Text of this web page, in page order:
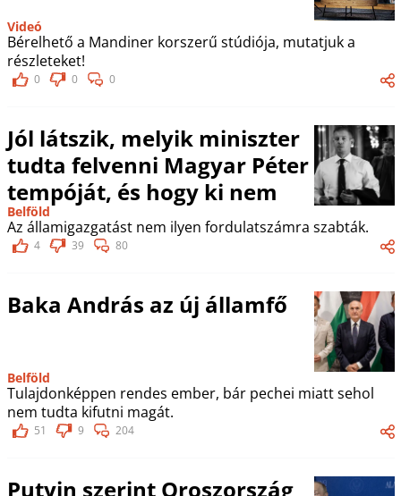
Videó
Bérelhető a Mandiner korszerű stúdiója, mutatjuk a
részleteket!
0 0 0
Jól látszik, melyik miniszter
tudta felvenni Magyar Péter
tempóját, és hogy ki nem
Belföld
Az államigazgatást nem ilyen fordulatszámra szabták.
4 39 80
Baka András az új államfő
Belföld
Tulajdonképpen rendes ember, bár pechei miatt sehol
nem tudta kifutni magát.
51 9 204
Putyin szerint Oroszország